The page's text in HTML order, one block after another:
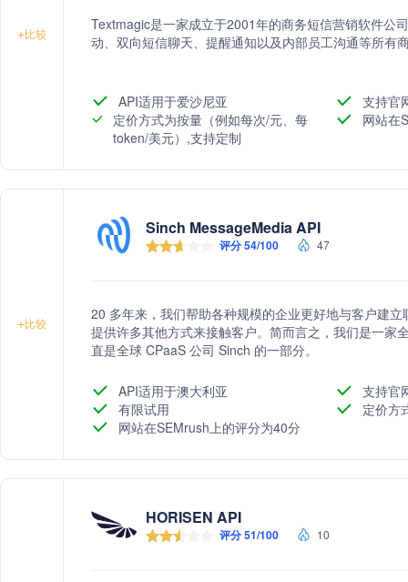
+比较
Textmagic是一家成立于2001年的商务短信营销软件公
动、双向短信聊天、提醒通知以及内部员工沟通等所有
API适用于爱沙尼亚
支持官
定价方式为按量（例如每次/元、每
token/美元）,支持定制
网站在
+比较
Sinch MessageMedia API
评分 54/100 47
20 多年来，我们帮助各种规模的企业更好地与客户建
提供许多其他方式来接触客户。简而言之，我们是一家
直是全球 CPaaS 公司 Sinch 的一部分。
API适用于澳大利亚
支持官
有限试用
定价方
网站在SEMrush上的评分为40分
HORISEN API
评分 51/100 10